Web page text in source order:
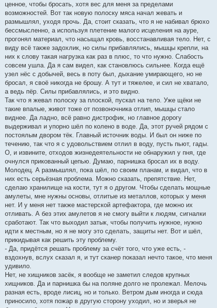
ценное, чтобы бросать, хотя вес для меня за пределами
возможностей. Вот так новую полоску мяса начал жевать и
размышлял, уходя прочь. Да, стоит сказать, что я не набивал брюхо
бессмысленно, а используя плетение малого исцеления на ауре,
прогонял материал, что насыщал кровь, восстанавливая тело. Нет, с
виду всё также задохлик, но силы прибавлялись, мышцы крепли, на
них к слову такая нагрузка как раз в плюс, то что нужно. Слабость
совсем ушла. Да я сам видел, как становлюсь сильнее. Когда ещё
узел нёс с добычей, весь в поту был, дыхание умирающего, но не
бросал, я своё никогда не брошу. А тут и тяжелее, и сил не хватало,
а ведь пёр. Силы прибавлялись, и это видно.
Так что я жевал полоску за плоской, пускал на тело. Уже щёки не
такие впалые, живот тоже от позвоночника отлип, мышцы стало
виднее. Да ладно, всё равно дистрофик, но главное дорогу
выдерживал и упорно шёл по колено в воде. Да, этот ручей рядом с
постоялым двором тёк. Главный источник воды. И был он ниже по
течению, так что я с удовольствием отлил в воду, пусть пьют, гады.
О, и извините, отходов жизнедеятельности не обнаружил у пня, где
очнулся прикованный цепью. Думаю, парнишка бросал их в воду.
Молодец. А размышлял, пока шёл, по своим планам, и видал, что в
них есть серьёзная проблема. Можно сказать, препятствие. Нет,
сделаю хранилище на кости, тут я о другом. Чтобы сделать мощные
амулеты, мне нужны основы, отлитые из металлов, которых у меня
нет. И у меня нет также мастерской артефактора, где можно их
отливать. А без этих амулетов я не смогу выйти к людям, сигналки
сработают. Так что выходил затык, чтобы получить нужное, нужно
идти к местным, но я не могу это сделать, защиты нет. Вот и шёл,
прикидывая как решить эту проблему.
- Да, придётся решать проблему за счёт того, что уже есть, -
вздохнув, вслух сказал я, и тут сканер показал нечто такое, что меня
удивило.
Нет, не хищников засёк, я вообще не заметил следов крупных
хищников. Да и парнишка бы на поляне долго не пролежал. Мелочь
разная есть, вроде лисиц, но и только. Ветром дым иногда и сюда
приносило, хотя пожар в другую сторону уходил, но и зверья не